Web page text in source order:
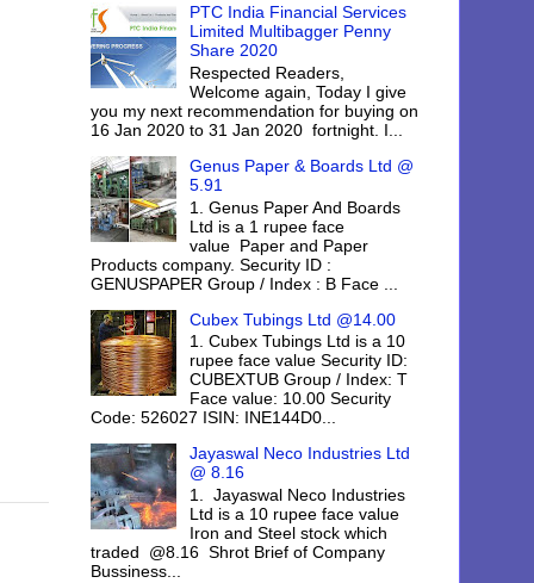
PTC India Financial Services
Limited Multibagger Penny
Share 2020
Respected Readers,
Welcome again, Today I give
you my next recommendation for buying on
16 Jan 2020 to 31 Jan 2020 fortnight. I...
Genus Paper & Boards Ltd @
5.91
1. Genus Paper And Boards
Ltd is a 1 rupee face
value Paper and Paper
Products company. Security ID :
GENUSPAPER Group / Index : B Face ...
Cubex Tubings Ltd @14.00
1. Cubex Tubings Ltd is a 10
rupee face value Security ID:
CUBEXTUB Group / Index: T
Face value: 10.00 Security
Code: 526027 ISIN: INE144D0...
Jayaswal Neco Industries Ltd
@ 8.16
1. Jayaswal Neco Industries
Ltd is a 10 rupee face value
Iron and Steel stock which
traded @8.16 Shrot Brief of Company
Bussiness...